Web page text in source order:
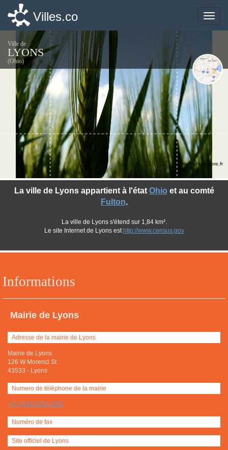
Toggle
Villes.co
Ville de
LYONS
(Ohio)
Informations
Mairie de Lyons
Adresse de la mairie de Lyons
Mairie de Lyons
126 W Morenci St
43533 - Lyons
Numero de téléphone de la mairie
+(1) (419) 923-2001
Numéro de fax
Site officiel de Lyons
La ville de Lyons appartient à l'état Ohio et au comté
Fulton.
La ville de Lyons s'étend sur 1,84 km².
Le site Internet de Lyons est http://www.census.gov
©photo-libre.fr
Toggle
Villes.co